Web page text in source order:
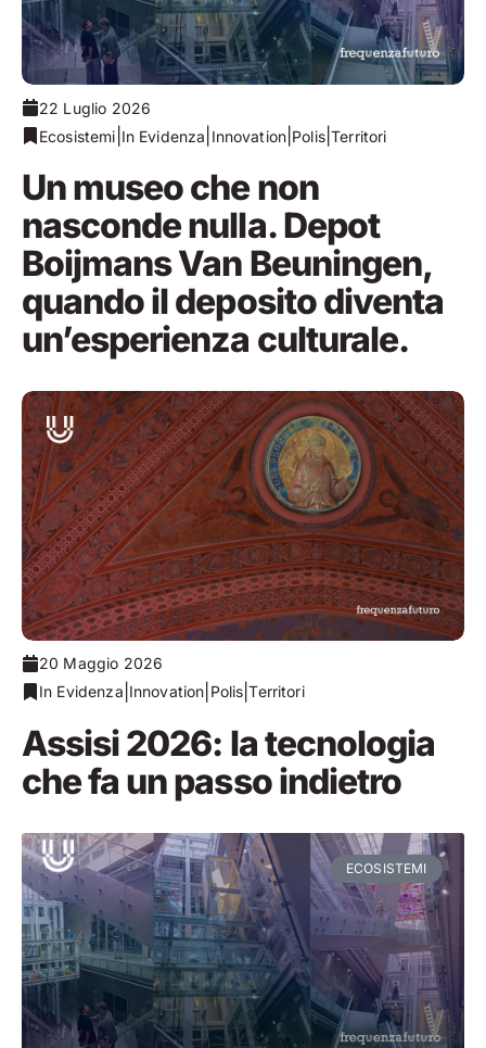
22 Luglio 2026
Ecosistemi In Evidenza Innovation Polis|Territori
Un museo che non
nasconde nulla. Depot
Boijmans Van Beuningen,
quando il deposito diventa
un’esperienza culturale.
20 Maggio 2026
In Evidenza Innovation Polis |Territori
Assisi 2026: la tecnologia
che fa un passo indietro
ECOSISTEMI